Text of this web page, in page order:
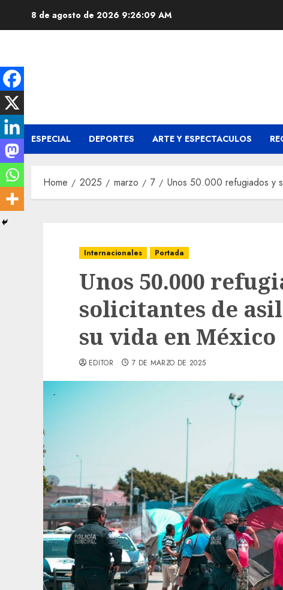
8 de agosto de 2026 9:26:10 AM
ESPECIAL DEPORTES ARTE Y ESPECTACULOS
Home 2025 marzo 7 Unos 50.000 refugiados y
Internacionales Portada
Unos 50.000
solicitantes de
su vida en México
EDITOR 7 DE MARZO DE 2025